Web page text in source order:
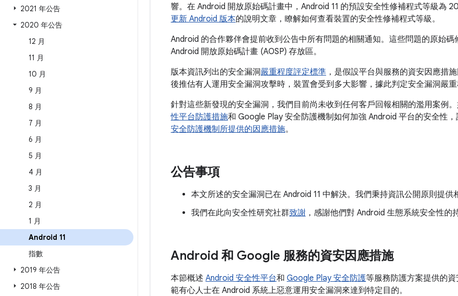
2021 年公告
2020 年公告
12 月
11 月
10 月
9 月
8 月
7 月
6 月
5 月
4 月
3 月
2 月
1 月
Android 11
指數
2019 年公告
2018 年公告
響。在 Android 開放原始碼計畫中，Android 11 的預設安全性修補程式等級為
更新 Android 版本的說明文章，瞭解如何查看裝置的安全性修補程式等級。
Android 的合作夥伴會提前收到公告中所有問題的相關通知。這些問題的原始碼
Android 開放原始碼計畫 (AOSP) 存放區。
版本資訊列出的安全漏洞嚴重程度評定標準 ，是假設平台與服務的資安因應措
後推估有人運用安全漏洞攻擊時，裝置會受到多大影響，據此判定安全漏洞嚴重
針對這些新發現的安全漏洞，我們目前尚未收到任何客戶回報相關的濫用案例
性平台防護措施和 Google Play 安全防護機制如何加強 Android 平台的安全性，
安全防護機制所提供的因應措施。
公告事項
本文所述的安全漏洞已在 Android 11 中解決。我們秉持資訊公開原則提供
我們在此向安全性研究社群致謝 ，感謝他們對 Android 生態系統安全性的
Android 和 Google 服務的資安因應措施
本節概述 Android 安全性平台和 Google Play 安全防護等服務防護方案提供的
範有心人士在 Android 系統上惡意運用安全漏洞來達到特定目的。